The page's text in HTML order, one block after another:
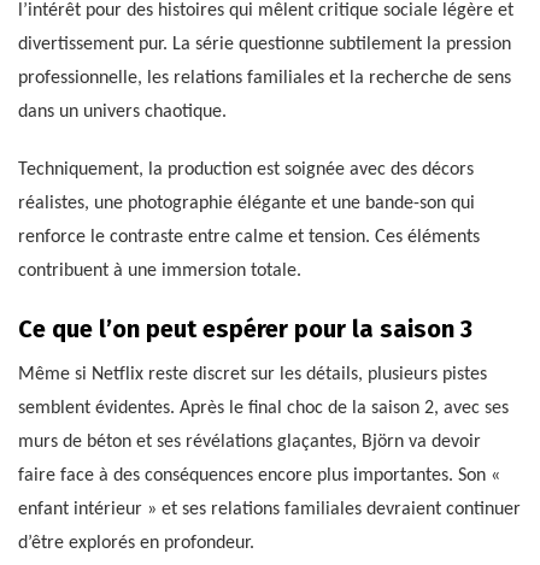
l’intérêt pour des histoires qui mêlent critique sociale légère et
divertissement pur. La série questionne subtilement la pression
professionnelle, les relations familiales et la recherche de sens
dans un univers chaotique.
Techniquement, la production est soignée avec des décors
réalistes, une photographie élégante et une bande-son qui
renforce le contraste entre calme et tension. Ces éléments
contribuent à une immersion totale.
Ce que l’on peut espérer pour la saison 3
Même si Netflix reste discret sur les détails, plusieurs pistes
semblent évidentes. Après le final choc de la saison 2, avec ses
murs de béton et ses révélations glaçantes, Björn va devoir
faire face à des conséquences encore plus importantes. Son «
enfant intérieur » et ses relations familiales devraient continuer
d’être explorés en profondeur.